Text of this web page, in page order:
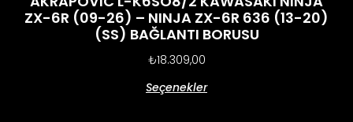
ZX-6R (09-26) – NINJA ZX-6R 636 (13-20)
(SS) BAĞLANTI BORUSU
₺18.309,00
Seçenekler